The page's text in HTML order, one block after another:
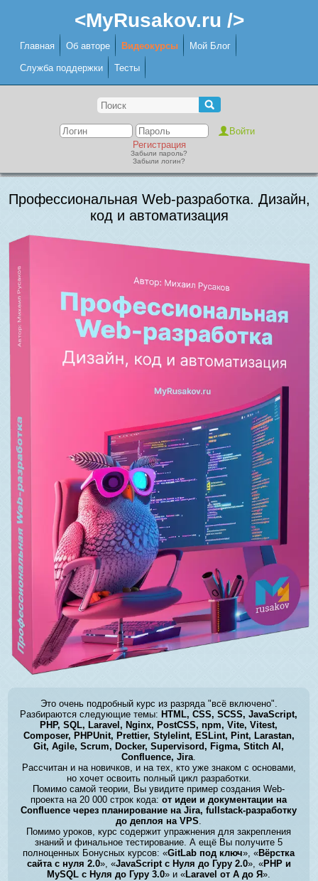
<MyRusakov.ru />
Главная Об авторе Видеокурсы Мой Блог
Служба поддержки Тесты
Регистрация
Забыли пароль?
Забыли логин?
Профессиональная Web-разработка. Дизайн,
код и автоматизация
Это очень подробный курс из разряда "всё включено".
Разбираются следующие темы: HTML, CSS, SCSS, JavaScript,
PHP, SQL, Laravel, Nginx, PostCSS, npm, Vite, Vitest,
Composer, PHPUnit, Prettier, Stylelint, ESLint, Pint, Larastan,
Git, Agile, Scrum, Docker, Supervisord, Figma, Stitch AI,
Confluence, Jira.
Рассчитан и на новичков, и на тех, кто уже знаком с основами,
но хочет освоить полный цикл разработки.
Помимо самой теории, Вы увидите пример создания Web-
проекта на 20 000 строк кода:от идеи и документации на
Confluence через планирование на Jira, fullstack-разработку
до деплоя на VPS.
Помимо уроков, курс содержит упражнения для закрепления
знаний и финальное тестирование. А ещё Вы получите 5
полноценных Бонусных курсов: «GitLab под ключ», «Вёрстка
сайта с нуля 2.0», «JavaScript с Нуля до Гуру 2.0», «PHP и
MySQL с Нуля до Гуру 3.0» и «Laravel от А до Я».